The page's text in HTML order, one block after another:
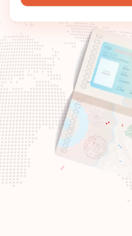
وجهة سفر:186
وجهة سفر: 185